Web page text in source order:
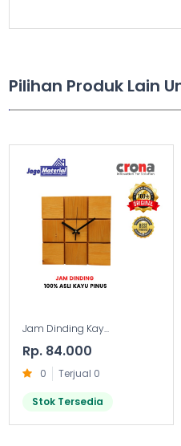
Pilihan Produk Lain
Jam Dinding Kay...
Rp. 84.000
0 Terjual 0
Stok Tersedia